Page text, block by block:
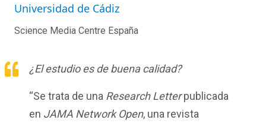
Universidad de Cádiz
Science Media Centre España
¿El estudio es de buena calidad?
“Se trata de una Research Letterpublicada
en JAMA Network Open, una revista